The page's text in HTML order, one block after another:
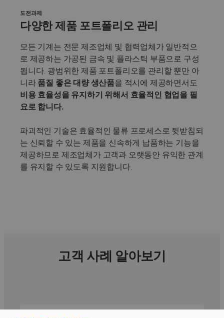
다양한 제품 포트폴리오 관리
도전과제
모든 기계는 전문 제조업체 및 협력업체가 일반적으
로 제공하는 가공된 금속 및 플라스틱 부품으로 구성
됩니다. 광범위한 제품 포트폴리오를 관리할 뿐만 아
니라 품질 좋은 대량 생산품을 적시에 제공하면서도
비용 효율성을 유지하기 위해서 효율적인 협업 을 필
요로 합니다.
파괴적인 기술은 효율적인 물류 프로세스로 뒷받침되
는 신뢰할 수 있는 제품을 신속하게 납품하는 기능을
제공하므로 제조업체가 고객과 오랫동안 유익한 관계
를 유지할 수 있도록 지원합니다.
고객 사례 알아보기